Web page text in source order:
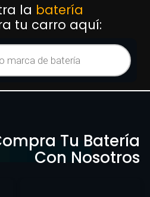
la batería
tu carro aquí:
Tu Batería
Con Nosotros